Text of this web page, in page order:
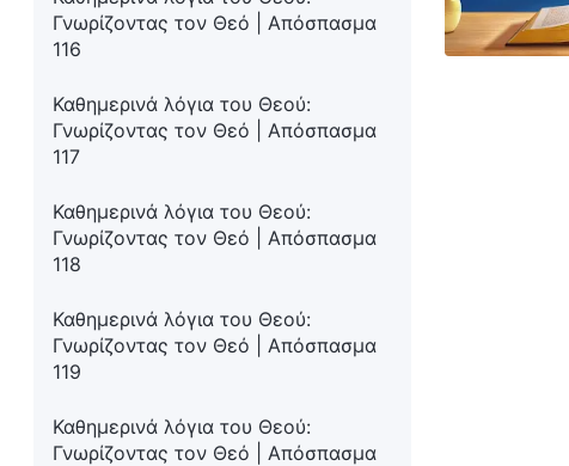
Γνωρίζοντας τον Θεό | Απόσπασμα
116
Καθημερινά λόγια του Θεού:
Γνωρίζοντας τον Θεό | Απόσπασμα
117
Καθημερινά λόγια του Θεού:
Γνωρίζοντας τον Θεό | Απόσπασμα
118
Καθημερινά λόγια του Θεού:
Γνωρίζοντας τον Θεό | Απόσπασμα
119
Καθημερινά λόγια του Θεού:
Γνωρίζοντας τον Θεό | Απόσπασμα